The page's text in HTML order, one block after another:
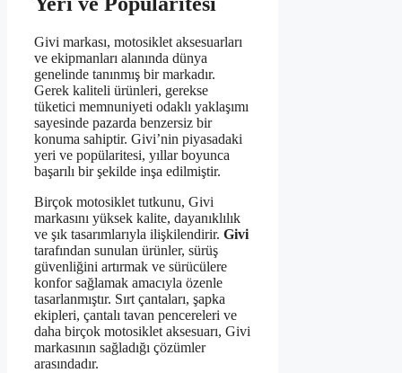
Givi markası, motosiklet aksesuarları
ve ekipmanları alanında dünya
genelinde tanınmış bir markadır.
Gerek kaliteli ürünleri, gerekse
tüketici memnuniyeti odaklı yaklaşımı
sayesinde pazarda benzersiz bir
konuma sahiptir. Givi’nin piyasadaki
yeri ve popülaritesi, yıllar boyunca
başarılı bir şekilde inşa edilmiştir.
Birçok motosiklet tutkunu, Givi
markasını yüksek kalite, dayanıklılık
ve şık tasarımlarıyla ilişkilendirir. Givi
tarafından sunulan ürünler, sürüş
güvenliğini artırmak ve sürücülere
konfor sağlamak amacıyla özenle
tasarlanmıştır. Sırt çantaları, şapka
ekipleri, çantalı tavan pencereleri ve
daha birçok motosiklet aksesuarı, Givi
markasının sağladığı çözümler
arasındadır.